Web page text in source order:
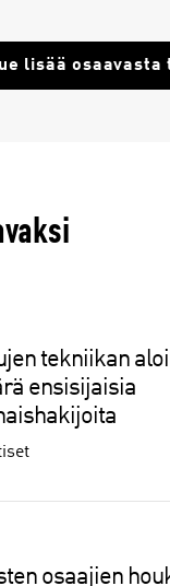
lisää osaavasta
tekniikan
ensisijaisia
osaajien